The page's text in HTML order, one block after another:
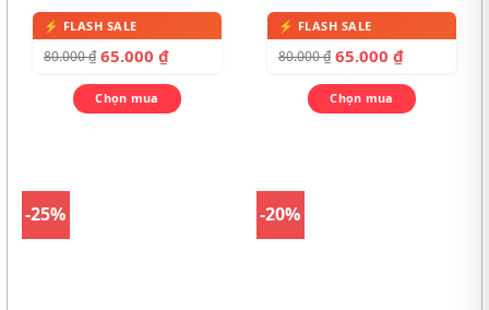
80.000₫ 65.000 ₫
Chọn mua
80.000₫ 65.000 ₫
Chọn mua
-25% -20%